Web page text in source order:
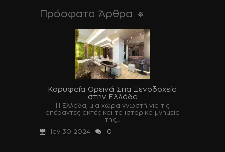
Πρόσφατα Άρθρα
Κορυφαία Ορεινά Σπα Ξενοδοχεία
στην Ελλάδα
Η Ελλάδα, μια χώρα γνωστή για τις
απέραντες ακτές και τα ιστορικά μνημεία
της,...
Ιαν 30 2024
0